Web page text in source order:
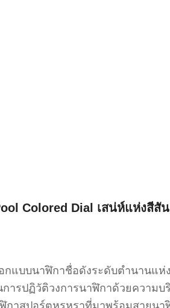
Colored Dial เสน่ห์แห่งสีสั
แบบนาฬิกาชื่อดังระดับตำนานแห่
การปฏิวัติวงการนาฬิกาด้วยควา